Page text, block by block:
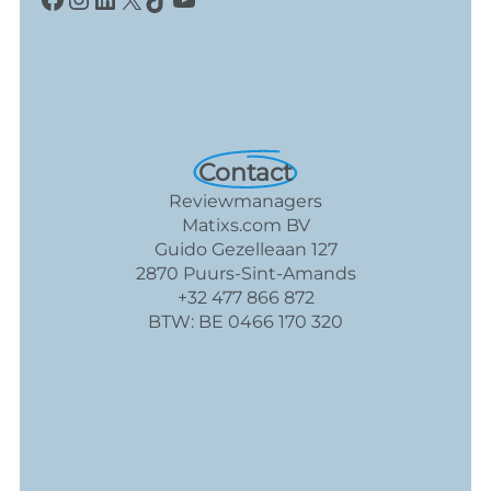
Contact
Reviewmanagers
Matixs.com BV
Guido Gezelleaan 127
2870 Puurs-Sint-Amands
+32 477 866 872
BTW: BE 0466 170 320